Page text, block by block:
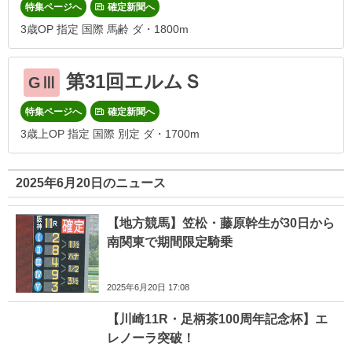
特集ページへ 確定新聞へ
3歳OP 指定 国際 馬齢 ダ・1800m
GⅢ 第31回エルムＳ
特集ページへ 確定新聞へ
3歳上OP 指定 国際 別定 ダ・1700m
2025年6月20日のニュース
【地方競馬】笠松・藤原幹生が30日から
南関東で期間限定騎乗
2025年6月20日 17:08
【川崎11R・足柄茶100周年記念杯】エ
レノーラ突破！